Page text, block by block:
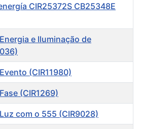
CIR25372S CB25348E
e Iluminação de
(CIR11980)
(CIR1269)
com o 555 (CIR9028)